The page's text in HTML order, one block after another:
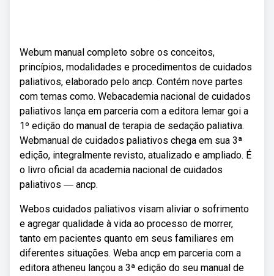
Webum manual completo sobre os conceitos,
princípios, modalidades e procedimentos de cuidados
paliativos, elaborado pelo ancp. Contém nove partes
com temas como. Webacademia nacional de cuidados
paliativos lança em parceria com a editora lemar goi a
1º edição do manual de terapia de sedação paliativa.
Webmanual de cuidados paliativos chega em sua 3ª
edição, integralmente revisto, atualizado e ampliado. É
o livro oficial da academia nacional de cuidados
paliativos ― ancp.
Webos cuidados paliativos visam aliviar o sofrimento
e agregar qualidade à vida ao processo de morrer,
tanto em pacientes quanto em seus familiares em
diferentes situações. Weba ancp em parceria com a
editora atheneu lançou a 3ª edição do seu manual de